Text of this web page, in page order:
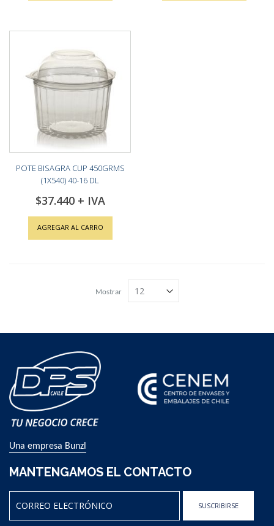
POTE BISAGRA CUP 450GRMS
(1X540) 40-16 DL
$37.440
AGREGAR AL CARRO
Mostrar
Una empresa Bunzl
MANTENGAMOS EL CONTACTO
SUSCRIBIRSE